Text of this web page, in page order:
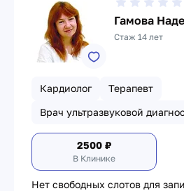
Гамова
Стаж 14 лет
Кардиолог
Терапевт
Врач ультразвуковой
2500 ₽
В Клинике
Нет свободных слотов для